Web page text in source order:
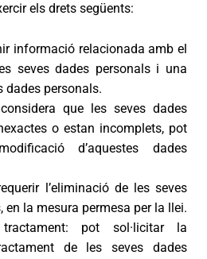
els drets següents:
informació relacionada amb el
seves dades personals i una
dades personals.
que les seves dades
o estan incomplets, pot
d’aquestes dades
l’eliminació de les seves
en la mesura permesa per la llei.
pot sol·licitar la
de les seves dades